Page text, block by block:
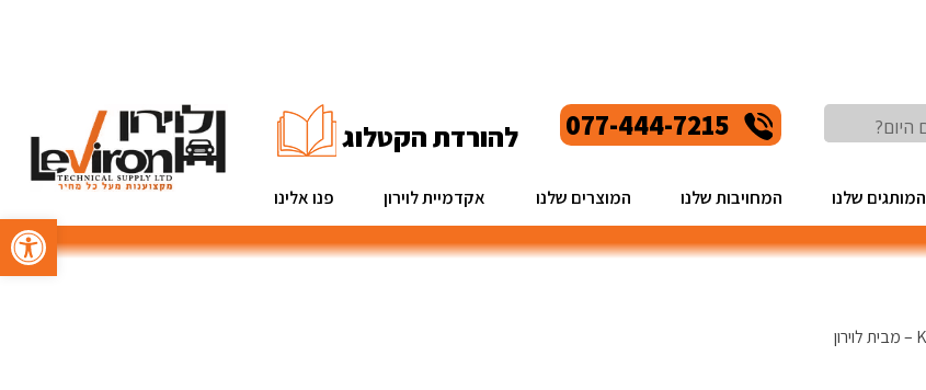
פתח
077-444-7215 להורדת הקטלוג
המותגים שלנו המחויבות שלנו המוצרים שלנו אקדמיית לוירון פנו אלינו